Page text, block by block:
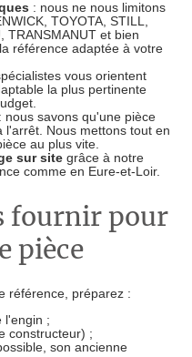
: nous ne nous limitons
TOYOTA, STILL,
TRANSMANUT et bien
référence adaptée à votre
vous orientent
la plus pertinente
: nous savons qu'une pièce
l'arrêt. Nous mettons tout en
au plus vite.
sur site grâce à notre
comme en Eure-et-Loir.
fournir pour
pièce
référence, préparez :
l'engin ;
constructeur) ;
son ancienne